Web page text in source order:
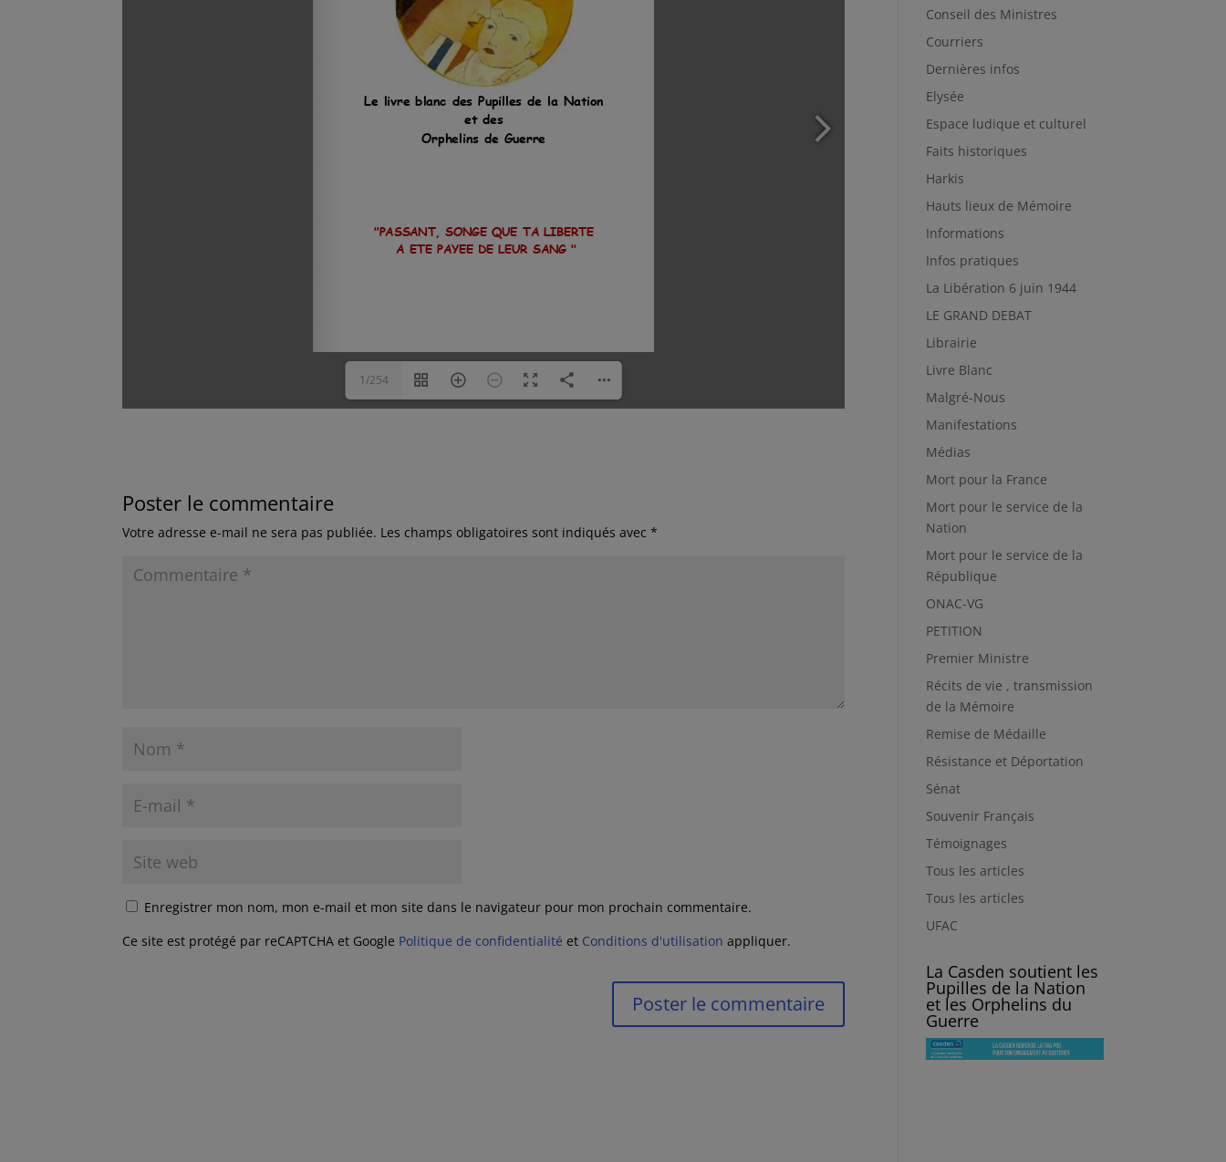
1/254
Poster le commentaire
Votre adresse e-mail ne sera pas publiée. Les champs obligatoires sont indiqués avec*
Enregistrer mon nom, mon e-mail et mon site dans le navigateur pour mon prochain commentaire.
Ce site est protégé par reCAPTCHA et Google Politique de confidentialité et Conditions d'utilisation appliquer.
Conseil des Ministres
Courriers
Dernières infos
Elysée
Espace ludique et culturel
Faits historiques
Harkis
Hauts lieux de Mémoire
Informations
Infos pratiques
La Libération 6 juin 1944
LE GRAND DEBAT
Librairie
Livre Blanc
Malgré-Nous
Manifestations
Médias
Mort pour la France
Mort pour le service de la
Nation
Mort pour le service de la
République
ONAC-VG
PETITION
Premier Ministre
Récits de vie , transmission
de la Mémoire
Remise de Médaille
Résistance et Déportation
Sénat
Souvenir Français
Témoignages
Tous les articles
Tous les articles
UFAC
La Casden soutient les
Pupilles de la Nation
et les Orphelins du
Guerre